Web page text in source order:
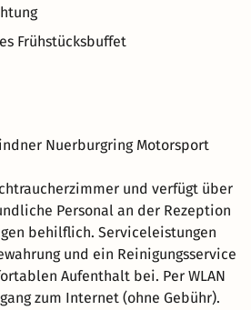
einen tollen Urlaub. kurz-mal-
einen großartigen Aufenthalt im
Frühstücksbuffet
und verfügt über
Personal an der Rezeption
behilflich. Serviceleistungen
und ein Reinigungsservice
Aufenthalt bei. Per WLAN
zum Internet (ohne Gebühr).